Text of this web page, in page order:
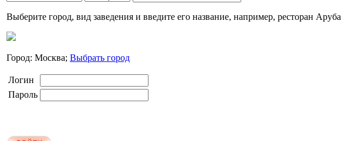
Выберите город, вид заведения и введите его название, например, ресторан Аруба
Город: Москва; Выбрать город
Логин
Пароль